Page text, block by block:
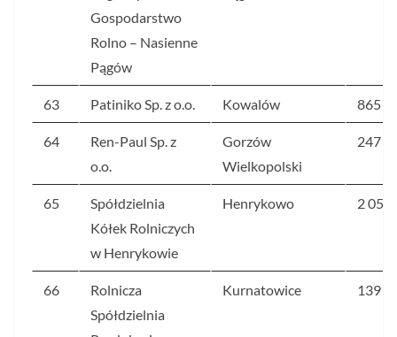
Gospodarstwo
Rolno – Nasienne
Pągów
63 Patiniko Sp. z o.o. Kowalów 865
64
Ren-Paul Sp. z
o.o.
Gorzów
Wielkopolski
247
65
Spółdzielnia
Kółek Rolniczych
w Henrykowie
Henrykowo 2 056
66
Rolnicza
Spółdzielnia
Kurnatowice 139